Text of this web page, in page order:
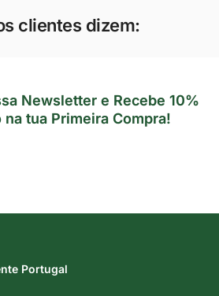
clientes dizem:
Newsletter e Recebe 10%
tua Primeira Compra!
Portugal